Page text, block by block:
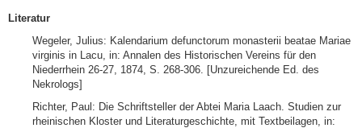
Literatur
Wegeler, Julius: Kalendarium defunctorum monasterii beatae Mariae
virginis in Lacu, in: Annalen des Historischen Vereins für den
Niederrhein 26-27, 1874, S. 268-306. [Unzureichende Ed. des
Nekrologs]
Richter, Paul: Die Schriftsteller der Abtei Maria Laach. Studien zur
rheinischen Kloster und Literaturgeschichte, mit Textbeilagen, in: